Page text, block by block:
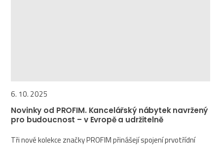
6. 10. 2025
Novinky od PROFIM. Kancelářský nábytek navržený
pro budoucnost – v Evropě a udržitelně
Tři nové kolekce značky PROFIM přinášejí spojení prvotřídní